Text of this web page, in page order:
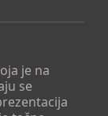
je na
se